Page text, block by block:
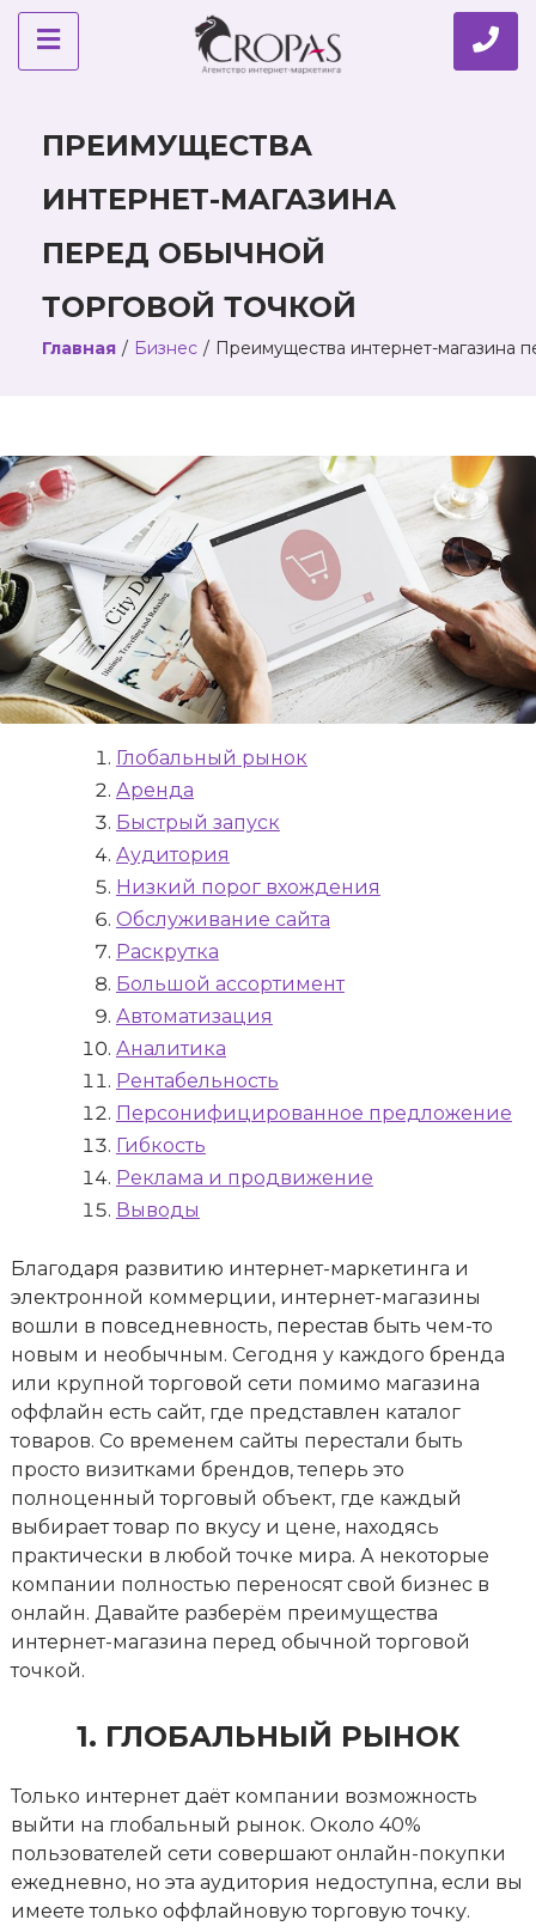
ПРЕИМУЩЕСТВА
ИНТЕРНЕТ-МАГАЗИНА
ПЕРЕД ОБЫЧНОЙ
ТОРГОВОЙ ТОЧКОЙ
Главная / Бизнес / Преимущества интернет-магазина
Глобальный рынок
Аренда
Быстрый запуск
Аудитория
Низкий порог вхождения
Обслуживание сайта
Раскрутка
Большой ассортимент
Автоматизация
Аналитика
Рентабельность
Персонифицированное предложение
Гибкость
Реклама и продвижение
Выводы
Благодаря развитию интернет-маркетинга и
электронной коммерции, интернет-магазины
вошли в повседневность, перестав быть чем-то
новым и необычным. Сегодня у каждого бренда
или крупной торговой сети помимо магазина
оффлайн есть сайт, где представлен каталог
товаров. Со временем сайты перестали быть
просто визитками брендов, теперь это
полноценный торговый объект, где каждый
выбирает товар по вкусу и цене, находясь
практически в любой точке мира. А некоторые
компании полностью переносят свой бизнес в
онлайн. Давайте разберём преимущества
интернет-магазина перед обычной торговой
точкой.
1. ГЛОБАЛЬНЫЙ РЫНОК
Только интернет даёт компании возможность
выйти на глобальный рынок. Около 40%
пользователей сети совершают онлайн-покупки
ежедневно, но эта аудитория недоступна, если вы
имеете только оффлайновую торговую точку.